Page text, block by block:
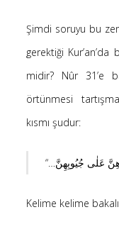
gerçek, seni özgür
Şimdi soruyu bu
gerektiği
midir? Nûr 31’e
örtünmesi
kısmı şudur:
Kelime kelime